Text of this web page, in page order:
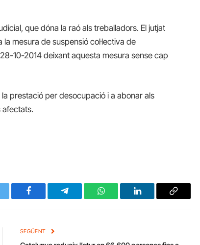
que dóna la raó als treballadors. El jutjat
mesura de suspensió col·lectiva de
10-2014 deixant aquesta mesura sense cap
prestació per desocupació i a abonar als
afectats.
Facebook Telegram WhatsAppLinkedIn Copy
SEGÜENT